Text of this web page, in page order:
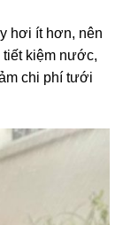
hơi ít hơn, nên
kiệm nước,
chi phí tưới